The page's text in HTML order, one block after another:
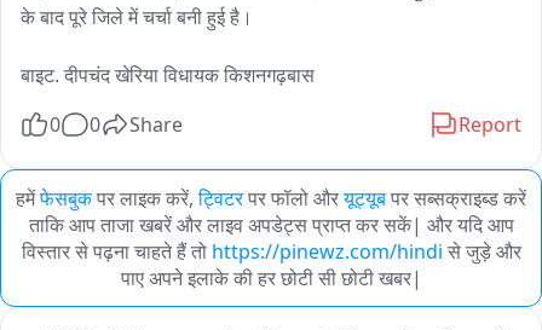
के बाद पूरे जिले में चर्चा बनी हुई है।
बाइट. दीपचंद खेरिया विधायक किशनगढ़बास
0 0 Share Report
हमेंफेसबुकपर लाइक करें, ट्विटरपर फॉलो औरयूट्यूबपर सब्सक्राइब्ड करें
ताकि आप ताजा खबरें और लाइव अपडेट्स प्राप्त कर सकें| और यदि आप
विस्तार से पढ़ना चाहते हैं तो https://pinewz.com/hindi से जुड़े और
पाए अपने इलाके की हर छोटी सी छोटी खबर|